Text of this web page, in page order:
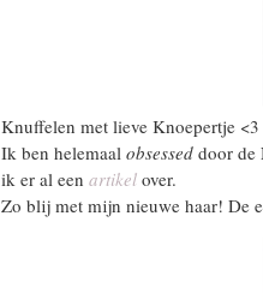
Knuffelen met lieve Knoepertje <3
Ik ben helemaal obsessed door de
ik er al een artikel over.
Zo blij met mijn nieuwe haar! De